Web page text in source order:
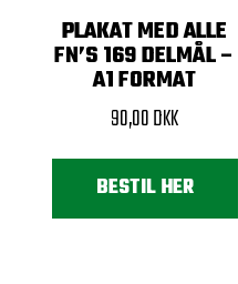
PLAKAT MED ALLE
FN’S 169 DELMÅL –
A1 FORMAT
90,00DKK
BESTIL HER